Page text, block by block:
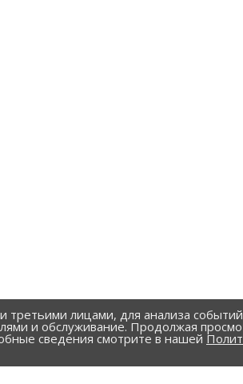
лицами, для анализа
и обслуживание. Продолжая
сведения смотрите в нашей